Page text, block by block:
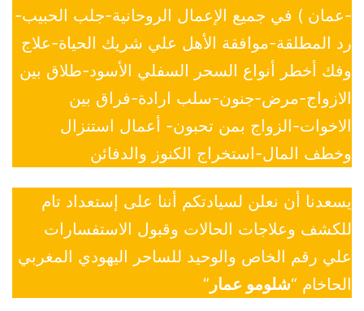
-عمان ) في جميع الإعمال الروحانية-جلب الحبيب-
رد المطلقة-موافقة الأهل علي شريك الحياة-علاج
وفك أخطر أنواع السحر السفلي الأسود-طلاق بين
الازواج-مرض-جنون-سلب ارادة-فراق بين
الاخوات-الزواج بمن تحبون- أعمال استنزال
وخطف المال-استخراج الكنوز والدفائن
يسعدنا أن نعلن لسيادتكم أننا على إستعداد تام
للكشف وعلاجات الحالات وقبول الاستفسارات
علي رقم الخاص والوحيد للساحر اليهودي المغربي
الحاخام “شلومو عمار ”